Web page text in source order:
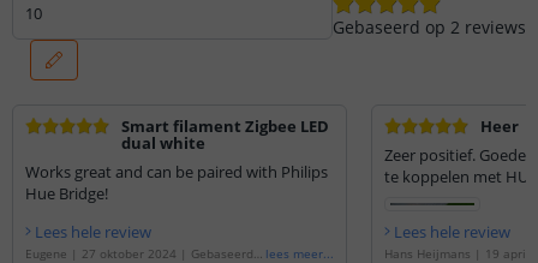
10
Gebaseerd op 2 reviews
Smart filament Zigbee LED
dual white
Works great and can be paired with Philips
Hue Bridge!
Lees hele review
Eugene | 27 oktober 2024 | Gebaseerd o
lees meer...
Heer
Zeer positief. Goede
te koppelen met
Lees hele review
Hans Heijmans | 19 april